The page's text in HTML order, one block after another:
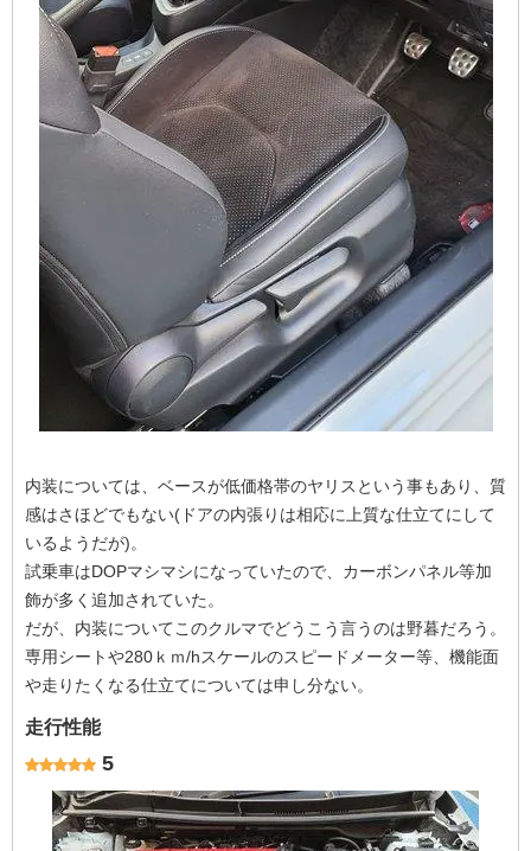
内装については、ベースが低価格帯のヤリスという事もあり、質
感はさほどでもない(ドアの内張りは相応に上質な仕立てにして
いるようだが)。
試乗車はDOPマシマシになっていたので、カーボンパネル等加
飾が多く追加されていた。
だが、内装についてこのクルマでどうこう言うのは野暮だろう。
専用シートや280ｋｍ/hスケールのスピードメーター等、機能面
や走りたくなる仕立てについては申し分ない。
走行性能
5